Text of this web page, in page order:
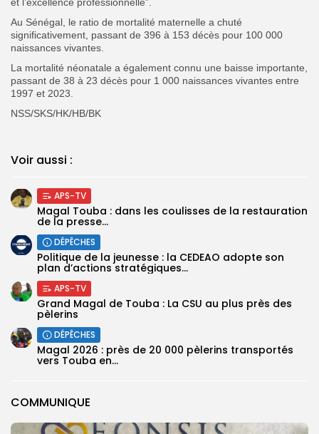
COMMUNIQUE
Au Sénégal, le ratio de mortalité maternelle a chuté
significativement, passant de 396 à 153 décès pour 100 000
naissances vivantes.
La mortalité néonatale a également connu une baisse importante,
passant de 38 à 23 décès pour 1 000 naissances vivantes entre
1997 et 2023.
NSS/SKS/HK/HB/BK
Voir aussi :
APS-TV
Magal Touba : dans les coulisses de la restauration
de la presse...
DÉPÊCHES
Politique de la jeunesse : la CEDEAO adopte son
plan d’actions stratégiques...
APS-TV
Grand Magal de Touba : La CSU au plus près des
pèlerins
DÉPÊCHES
Magal 2026 : près de 20 000 pèlerins transportés
vers Touba en...